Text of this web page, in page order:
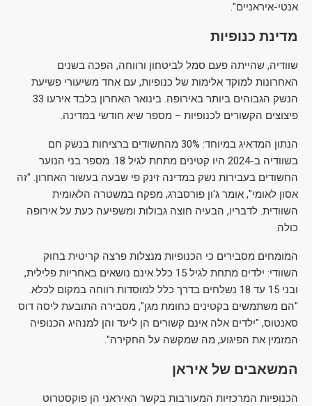
אנטי-איראניים".
מדינת כנופיות
שוודיה, שהייתה פעם סמל לביטחון ורווחה, הפכה בשנים
האחרונות למוקד אלימות של כנופיות, עם אחד משיעורי פשיעת
הנשק הגבוהים ביותר באירופה. בינואר האחרון בלבד אירעו 33
פיצוצים הקשורים לכנופיות – מספר שיא חודשי במדינה.
הנתון המדאיג במיוחד: 30% מהחשודים ברציחות בנשק חם
בשוודיה ב-2024 היו קטינים מתחת לגיל 18. מספר בני הנוער
החשודים בעבירות נשק במדינה זינק פי שבעה בעשור האחרון. "זה
אסון לאומי", אומר ג'ון פורסברג, מפקח במשטרה הלאומית
השוודית. לדבריו, הבעיה חוצה גבולות ומשפיעה כעת על אירופה
כולה.
המומחים מסבירים כי הכנופיות מנצלות פרצה קריטית בחוק
השוודי: ילדים מתחת לגיל 15 כלל אינם נושאים באחריות פלילית,
ובני 15 עד 18 נשלחים בדרך כלל למוסדות רווחה במקום לכלא.
"הם משתמשים בקטינים כחומת מגן", מסבירה התובעת ליסה דוס
סאנטוס, "ילדים אלה אינם קשורים הן ליעד והן למנהיג הכנופיה
המזמין את הפיגוע, מה שמקשה על החקירה".
המשאבים של איראן
הכנופיות המרכזיות המעורבות בקשר האיראני הן פוקסטרוט